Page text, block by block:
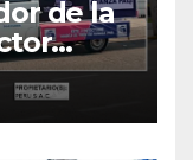
de la